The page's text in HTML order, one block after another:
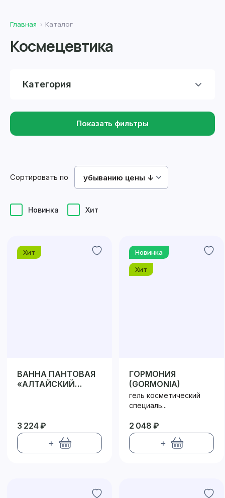
Главная Каталог
Космецевтика
Категория
Показать фильтры
Новинка Хит
Сортировать по убыванию цены ↓
Хит
ВАННА ПАНТОВАЯ
«АЛТАЙСКИЙ
3 224 ₽
+
Новинка
Хит
ГОРМОНИЯ
(GORMONIA)
гель косметический
специаль...
2 048 ₽
+